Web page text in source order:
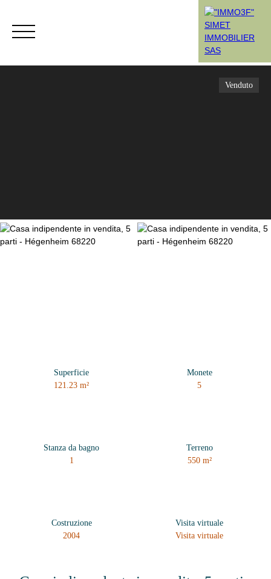
Venduto
Superficie
121.23m²
Monete
5
Stanza da bagno
1
Terreno
550 m²
Costruzione
2004
Visita virtuale
Visita virtuale